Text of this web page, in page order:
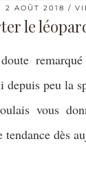
2 AOÛT 2018
le
depuis peu la
vous
dès